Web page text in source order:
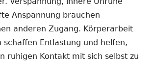
Anspannung brauchen
anderen Zugang. Körperarbeit
schaffen Entlastung und helfen,
ruhigen Kontakt mit sich selbst zu